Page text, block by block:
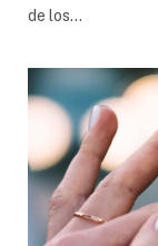
de los…